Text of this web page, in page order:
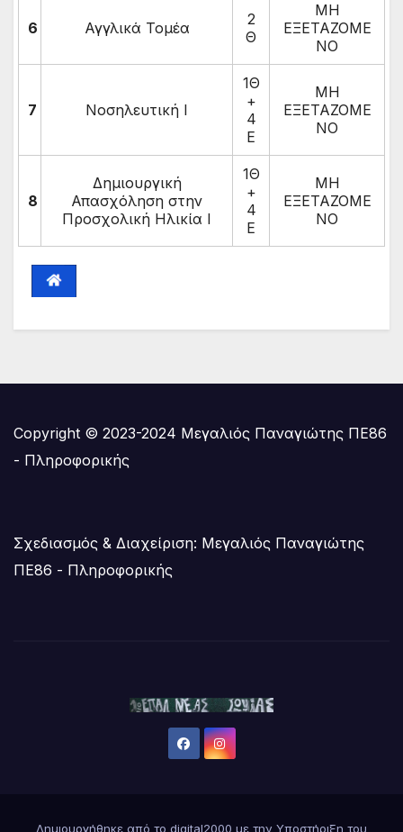
6 Αγγλικά Τομέα
2
Θ
ΜΗ
ΕΞΕΤΑΖΟΜΕ
ΝΟ
7 Νοσηλευτική Ι
1Θ
+
4
Ε
ΜΗ
ΕΞΕΤΑΖΟΜΕ
ΝΟ
8
Δημιουργική
Απασχόληση στην
Προσχολική Ηλικία Ι
1Θ
+
4
Ε
ΜΗ
ΕΞΕΤΑΖΟΜΕ
ΝΟ
Copyright © 2023-2024 Μεγαλιός Παναγιώτης ΠΕ86
- Πληροφορικής
Σχεδιασμός & Διαχείριση: Μεγαλιός Παναγιώτης
ΠΕ86 - Πληροφορικής
Δημιουργήθηκε από το digital2000 με την Υποστήριξη του